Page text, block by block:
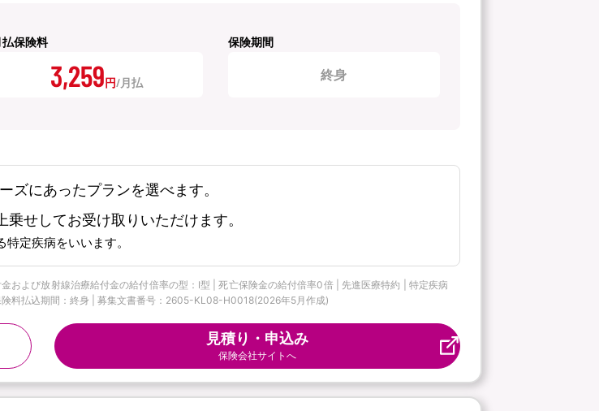
払保険料
3,259円
保険期間
終身
ズにあったプランを選べます。
せしてお受け取りいただけます。
定疾病をいいます。
よび放射線治療給付金の給付倍率の型：I型 | 死亡保険金の給付倍率0倍 | 先進医療特約 | 特定疾病
料払込期間：終身 | 募集文書番号：2605-KL08-H0018(2026年5月作成)
見積り・申込み
保険会社サイトへ